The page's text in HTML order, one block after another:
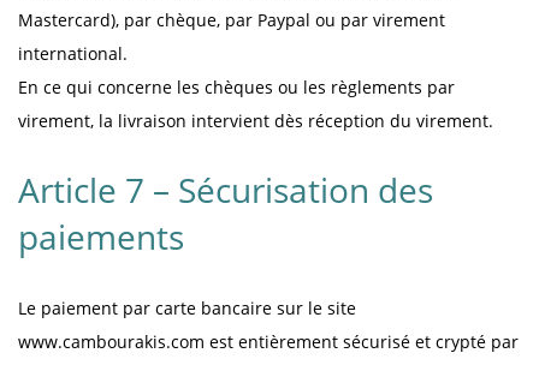
Mastercard), par chèque, par Paypal ou par virement
international.
En ce qui concerne les chèques ou les règlements par
virement, la livraison intervient dès réception du virement.
Article 7 – Sécurisation des
paiements
Le paiement par carte bancaire sur le site
www.cambourakis.com est entièrement sécurisé et crypté par